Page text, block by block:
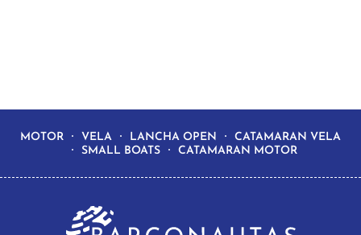
MOTOR VELA LANCHA OPEN
CATAMARAN VELA
SMALL BOATS
CATAMARAN MOTOR